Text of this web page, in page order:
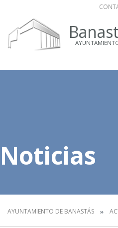
Noticias
AYUNTAMIENTO DE BANASTÁS